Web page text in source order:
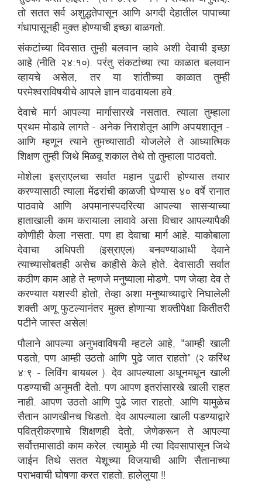
तो सतत सर्व अशुद्धतेपासून आणि अगदी देहातील पापाच्या
गंधापासूनही मुक्त होण्याची इच्छा बाळगतो.
संकटांच्या दिवसात तुम्ही बलवान व्हावे अशी देवाची इच्छा
आहे (नीति २४:१०). परंतु संकटांच्या त्या काळात बलवान
व्हायचे असेल, तर या शांतीच्या काळात तुम्ही
परमेश्वराविषयीचे आपले ज्ञान वाढवायला हवे.
देवाचे मार्ग आपल्या मार्गासारखे नसतात. त्याला तुम्हाला
प्रथम मोडावे लागते - अनेक निराशेतून आणि अपयशातून -
आणि म्हणून त्याने तुमच्यासाठी योजलेले ते आध्यात्मिक
शिक्षण तुम्ही जिथे मिळवू शकाल तेथे तो तुम्हाला पाठवतो.
मोशेला इस्राएलचा सर्वात महान पुढारी होण्यास तयार
करण्यासाठी त्याला मेंढरांची काळजी घेण्यास ४० वर्षे रानात
पाठवावे आणि अपमानास्पदरित्या आपल्या सासऱ्याच्या
हाताखाली काम करायाला लावावे असा विचार आपल्यापैकी
कोणीही केला नसता. पण हा देवाचा मार्ग आहे. याकोबाला
देवाचा अधिपती (इस्राएल) बनवण्याआधी देवाने
त्याच्यासोबतही असेच काहीसे केले होते. देवासाठी सर्वात
कठीण काम आहे ते म्हणजे मनुष्याला मोडणे. पण जेव्हा देव ते
करण्यात यशस्वी होतो, तेव्हा अशा मनुष्याच्याद्वारे निघालेली
शक्ती अणू फुटल्यानंतर मुक्त होणाऱ्या शक्तीपेक्षा कितीतरी
पटीने जास्त असेल!
पौलाने आपल्या अनुभवाविषयी म्हटले आहे, "आम्ही खाली
पडतो, पण आम्ही उठतो आणि पुढे जात राहतो" (२ करिंथ
४:९ - लिविंग बायबल ). देव आपल्याला अधूनमधून खाली
पडण्याची अनुमती देतो. पण आपण इतरांसारखे खाली राहत
नाही. आपण उठतो आणि पुढे जात राहतो. आणि यामुळेच
सैतान आणखीनच चिडतो. देव आपल्याला खाली पडण्याद्वारे
पवित्रीकरणाचे शिक्षणही देतो, जेणेकरून ते आपल्या
सर्वोत्तमासाठी काम करेल. त्यामुळे मी त्या दिवसापासून जिथे
जाईन तिथे सतत येशूच्या विजयाची आणि सैतानाच्या
पराभवाची घोषणा करत राहतो. हालेलुया !!